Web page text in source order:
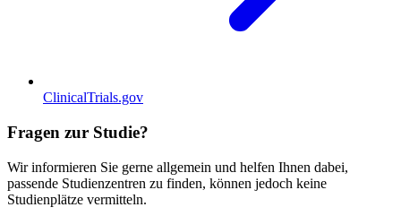
ClinicalTrials.gov
Fragen zur Studie?
Wir informieren Sie gerne allgemein und helfen Ihnen dabei,
passende Studienzentren zu finden, können jedoch keine
Studienplätze vermitteln.